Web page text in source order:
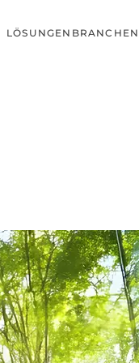
LÖSUNGEN BRANCHEN